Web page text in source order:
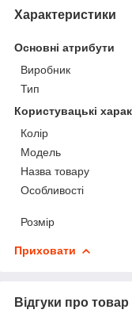
Характеристики
Основні атрибути
Виробник
Тип
Користувацькі
Колір
Мoдель
Назва товару
Особливості
Розмір
Приховати
Відгуки про товар